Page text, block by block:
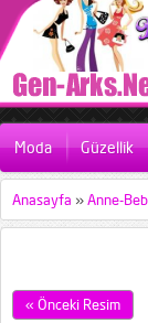
Moda Güzellik
Anasayfa »Anne-
« Önceki Resim